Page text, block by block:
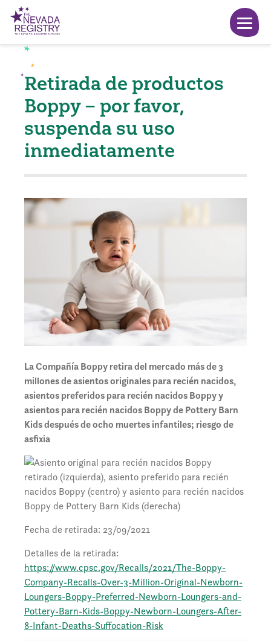
Retirada de productos
Boppy – por favor,
suspenda su uso
inmediatamente
La Compañía Boppy retira del mercado más de 3
millones de asientos originales para recién nacidos,
asientos preferidos para recién nacidos Boppy y
asientos para recién nacidos Boppy de Pottery Barn
Kids después de ocho muertes infantiles; riesgo de
asfixia
Fecha de retirada: 23/09/2021
Detalles de la retirada:
https://www.cpsc.gov/Recalls/2021/The-Boppy-
Company-Recalls-Over-3-Million-Original-Newborn-
Loungers-Boppy-Preferred-Newborn-Loungers-and-
Pottery-Barn-Kids-Boppy-Newborn-Loungers-After-
8-Infant-Deaths-Suffocation-Risk